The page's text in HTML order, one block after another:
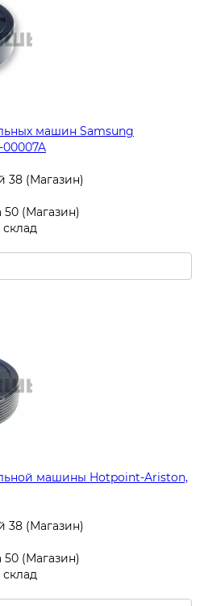
машин Samsung
00007A
38 (Магазин)
50 (Магазин)
машины Hotpoint-Ariston,
38 (Магазин)
50 (Магазин)